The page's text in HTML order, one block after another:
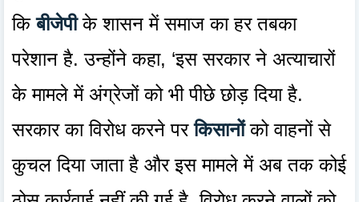
किबीजेपीके शासन में समाज का हर तबका
परेशान है. उन्होंने कहा, ‘इस सरकार ने अत्याचारों
के मामले में अंग्रेजों को भी पीछे छोड़ दिया है.
सरकार का विरोध करने परकिसानोंको वाहनों से
कुचल दिया जाता है और इस मामले में अब तक कोई